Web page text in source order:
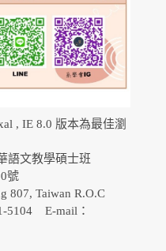
, IE 8.0 版本為最佳瀏
語文教學碩士班
號
807, Taiwan R.O.C
5104 E-mail：